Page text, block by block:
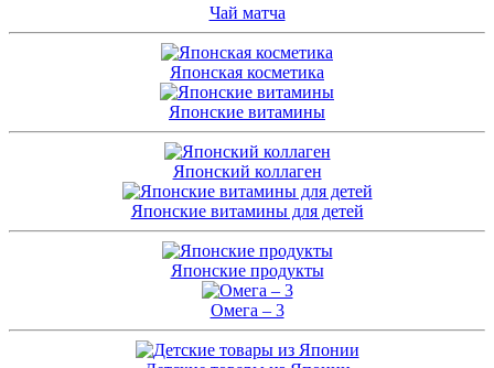
Чай матча
Японская косметика
Японские витамины
Японский коллаген
Японские витамины для детей
Японские продукты
Омега – 3